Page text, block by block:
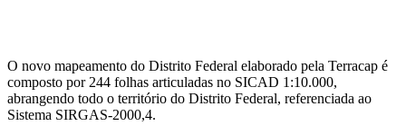
O novo mapeamento do Distrito Federal elaborado pela Terracap é
composto por 244 folhas articuladas no SICAD 1:10.000,
abrangendo todo o território do Distrito Federal, referenciada ao
Sistema SIRGAS-2000,4.